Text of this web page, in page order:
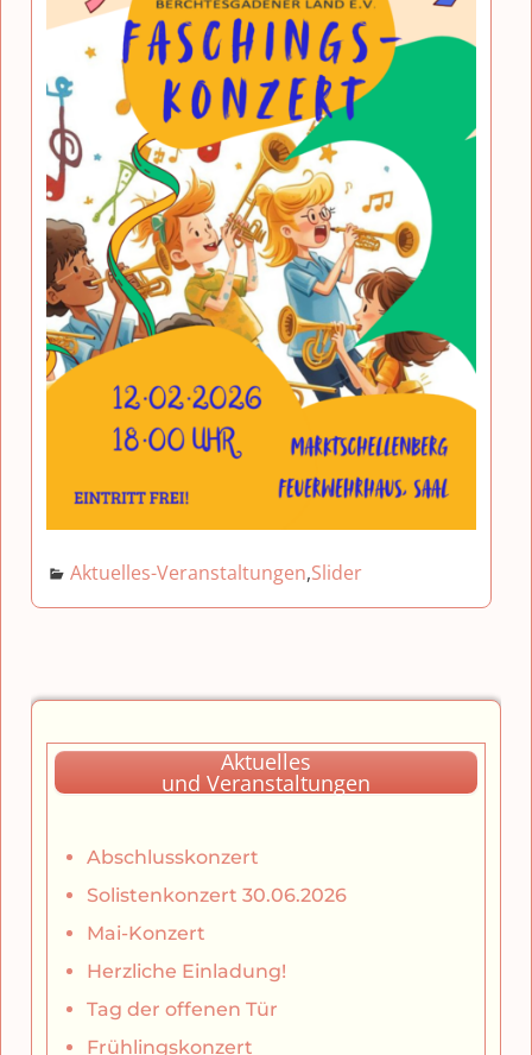
Aktuelles-Veranstaltungen,Slider
Aktuelles
und Veranstaltungen
Abschlusskonzert
Solistenkonzert 30.06.2026
Mai-Konzert
Herzliche Einladung!
Tag der offenen Tür
Frühlingskonzert